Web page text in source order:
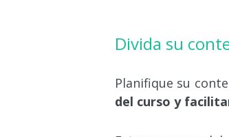
Divida su
Planifique su
del curso y